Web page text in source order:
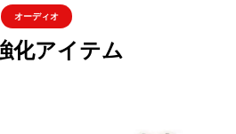
オーディオ
化アイテム